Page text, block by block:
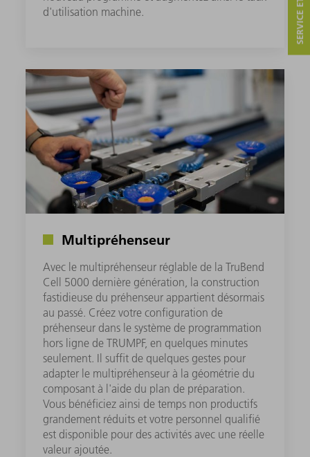
d'utilisation machine.
Multipréhenseur
Avec le multipréhenseur réglable de la TruBend
Cell 5000 dernière génération, la construction
fastidieuse du préhenseur appartient désormais
au passé. Créez votre configuration de
préhenseur dans le système de programmation
hors ligne de TRUMPF, en quelques minutes
seulement. Il suffit de quelques gestes pour
adapter le multipréhenseur à la géométrie du
composant à l'aide du plan de préparation.
Vous bénéficiez ainsi de temps non productifs
grandement réduits et votre personnel qualifié
est disponible pour des activités avec une réelle
valeur ajoutée.